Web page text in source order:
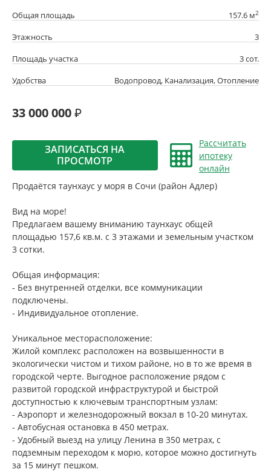
Общая площадь
157.6 м2
Этажность
3
Площадь участка
3 сот.
Удобства
Водопровод, Канализация, Отопление
33 000 000
ЗАПИСАТЬСЯ НА
ПРОСМОТР
Рассчитать
ипотеку
онлайн
Продаётся таунхаус у моря в Сочи (район Адлер)
Вид на море!
Предлагаем вашему вниманию таунхаус общей
площадью 157,6 кв.м. с 3 этажами и земельным участком
3 сотки.
Общая информация:
- Без внутренней отделки, все коммуникации
подключены.
- Индивидуальное отопление.
Уникальное месторасположение:
Жилой комплекс расположен на возвышенности в
экологически чистом и тихом районе, но в то же время в
городской черте. Выгодное расположение рядом с
развитой городской инфраструктурой и быстрой
доступностью к ключевым транспортным узлам:
- Аэропорт и железнодорожный вокзал в 10-20 минутах.
- Автобусная остановка в 450 метрах.
- Удобный выезд на улицу Ленина в 350 метрах, с
подземным переходом к морю, которое можно достигнуть
за 15 минут пешком.